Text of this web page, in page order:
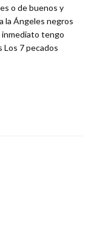
o de buenos y
la Ángeles negros
inmediato tengo
Los 7 pecados